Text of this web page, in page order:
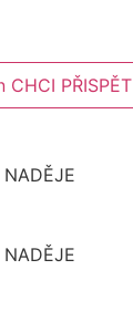
CHCI PŘISPĚT